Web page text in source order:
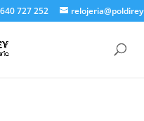
727 252